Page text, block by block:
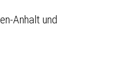
Anhalt und